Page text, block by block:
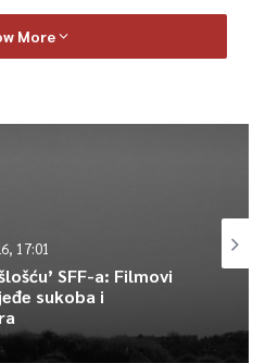
im preda 150.000 KM ili da
nekretninom, navodi se u
More
17:01
SFF-a: Filmovi
sukoba i